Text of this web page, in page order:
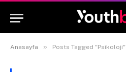
Anasayfa » Posts Tagged "Psikoloji"